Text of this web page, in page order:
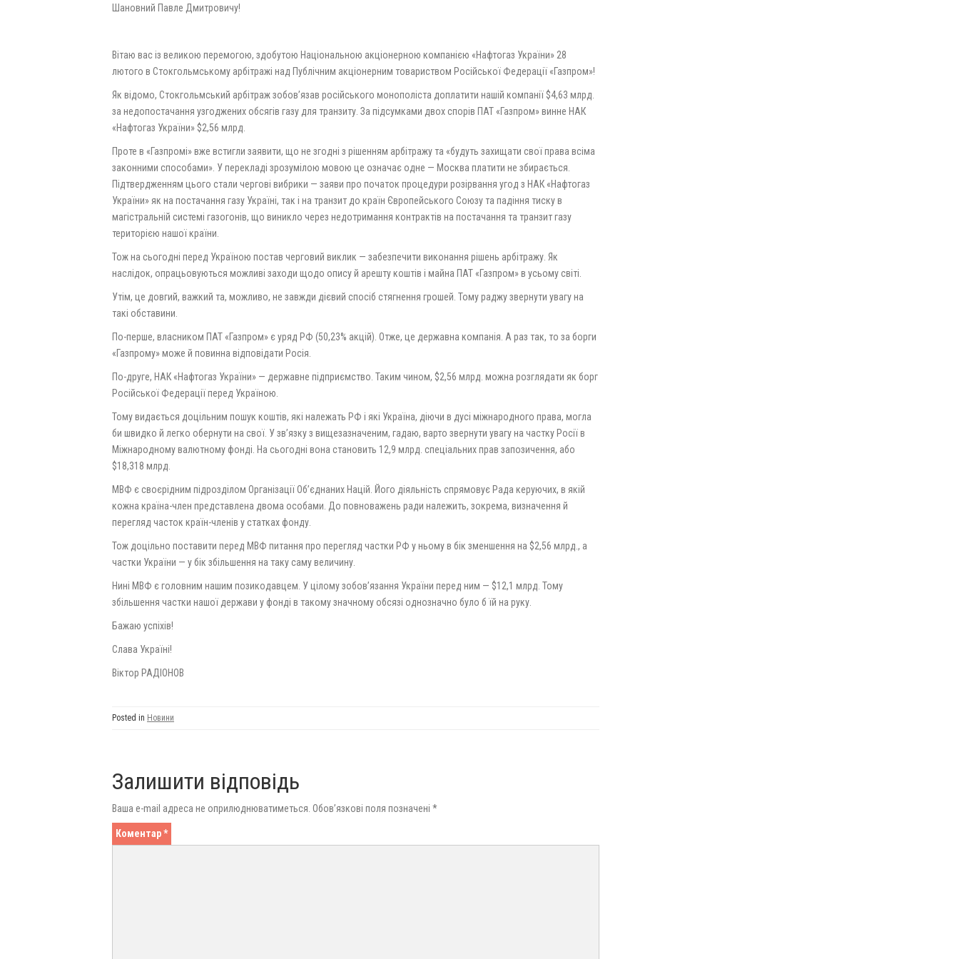
Шановний Павле Дмитровичу!
Вітаю вас із великою перемогою, здобутою Національною акціонерною компанією «Нафтогаз України» 28
лютого в Стокгольмському арбітражі над Публічним акціонерним товариством Російської Федерації «Газпром»!
Як відомо, Стокгольмський арбітраж зобов’язав російського монополіста доплатити нашій компанії $4,63 млрд.
за недопостачання узгоджених обсягів газу для транзиту. За підсумками двох спорів ПАТ «Газпром» винне НАК
«Нафтогаз України» $2,56 млрд.
Проте в «Газпромі» вже встигли заявити, що не згодні з рішенням арбітражу та «будуть захищати свої права всіма
законними способами». У перекладі зрозумілою мовою це означає одне — Москва платити не збирається.
Підтвердженням цього стали чергові вибрики — заяви про початок процедури розірвання угод з НАК «Нафтогаз
України» як на постачання газу Україні, так і на транзит до країн Європейського Союзу та падіння тиску в
магістральній системі газогонів, що виникло через недотримання контрактів на постачання та транзит газу
територією нашої країни.
Тож на сьогодні перед Україною постав черговий виклик — забезпечити виконання рішень арбітражу. Як
наслідок, опрацьовуються можливі заходи щодо опису й арешту коштів і майна ПАТ «Газпром» в усьому світі.
Утім, це довгий, важкий та, можливо, не завжди дієвий спосіб стягнення грошей. Тому раджу звернути увагу на
такі обставини.
По-перше, власником ПАТ «Газпром» є уряд РФ (50,23% акцій). Отже, це державна компанія. А раз так, то за борги
«Газпрому» може й повинна відповідати Росія.
По-друге, НАК «Нафтогаз України» — державне підприємство. Таким чином, $2,56 млрд. можна розглядати як борг
Російської Федерації перед Україною.
Тому видається доцільним пошук коштів, які належать РФ і які Україна, діючи в дусі міжнародного права, могла
би швидко й легко обернути на свої. У зв’язку з вищезазначеним, гадаю, варто звернути увагу на частку Росії в
Міжнародному валютному фонді. На сьогодні вона становить 12,9 млрд. спеціальних прав запозичення, або
$18,318 млрд.
МВФ є своєрідним підрозділом Організації Об’єднаних Націй. Його діяльність спрямовує Рада керуючих, в якій
кожна країна-член представлена двома особами. До повноважень ради належить, зокрема, визначення й
перегляд часток країн-членів у статках фонду.
Тож доцільно поставити перед МВФ питання про перегляд частки РФ у ньому в бік зменшення на $2,56 млрд., а
частки України — у бік збільшення на таку саму величину.
Нині МВФ є головним нашим позикодавцем. У цілому зобов’язання України перед ним — $12,1 млрд. Тому
збільшення частки нашої держави у фонді в такому значному обсязі однозначно було б їй на руку.
Бажаю успіхів!
Слава Україні!
Віктор РАДІОНОВ
Posted in Новини
Залишити відповідь
Ваша e-mail адреса не оприлюднюватиметься. Обов’язкові поля позначені *
Коментар*